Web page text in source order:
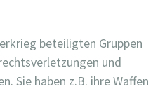
beteiligten Gruppen
und
Sie haben z.B. ihre Waffen